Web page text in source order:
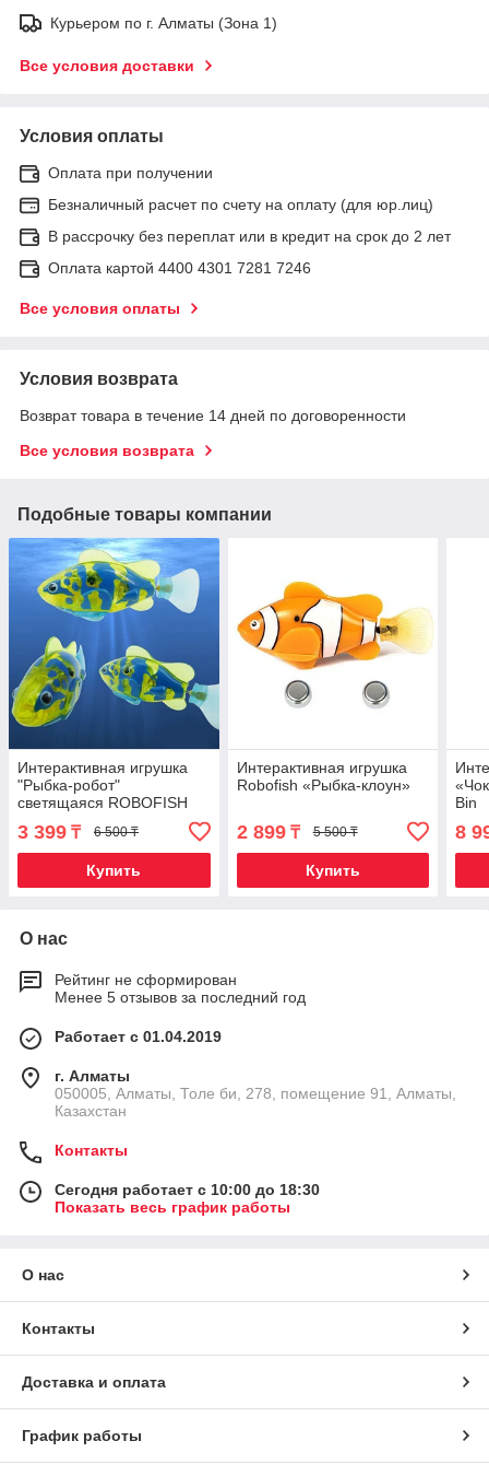
Курьером по г. Алматы (Зона 1)
Все условия доставки
Условия оплаты
Оплата при получении
Безналичный расчет по счету на оплату (для юр.лиц)
В рассрочку без переплат или в кредит на срок до 2 лет
Оплата картой 4400 4301 7281 7246
Все условия оплаты
Условия возврата
Возврат товара в течение 14 дней по договоренности
Все условия возврата
Подобные товары компании
Интерактивная игрушка
"Рыбка-робот"
светящаяся ROBOFISH
3 399 ₸ 6 500 ₸
Купить
Интерактивная игрушка
Robofish «Рыбка-клоун»
2 899₸ 5 500 ₸
Купить
Bin
8
О нас
Рейтинг не сформирован
Менее 5 отзывов за последний год
Работает с 01.04.2019
г. Алматы
050005, Алматы, Толе би, 278, помещение 91, Алматы,
Казахстан
Контакты
Сегодня работает с 10:00 до 18:30
Показать весь график работы
О нас
Контакты
Доставка и оплата
График работы